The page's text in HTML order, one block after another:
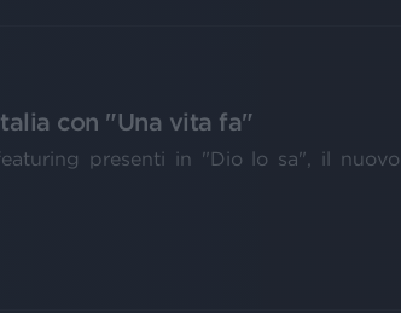
con "Una vita fa"
presenti in "Dio lo sa", il nuovo